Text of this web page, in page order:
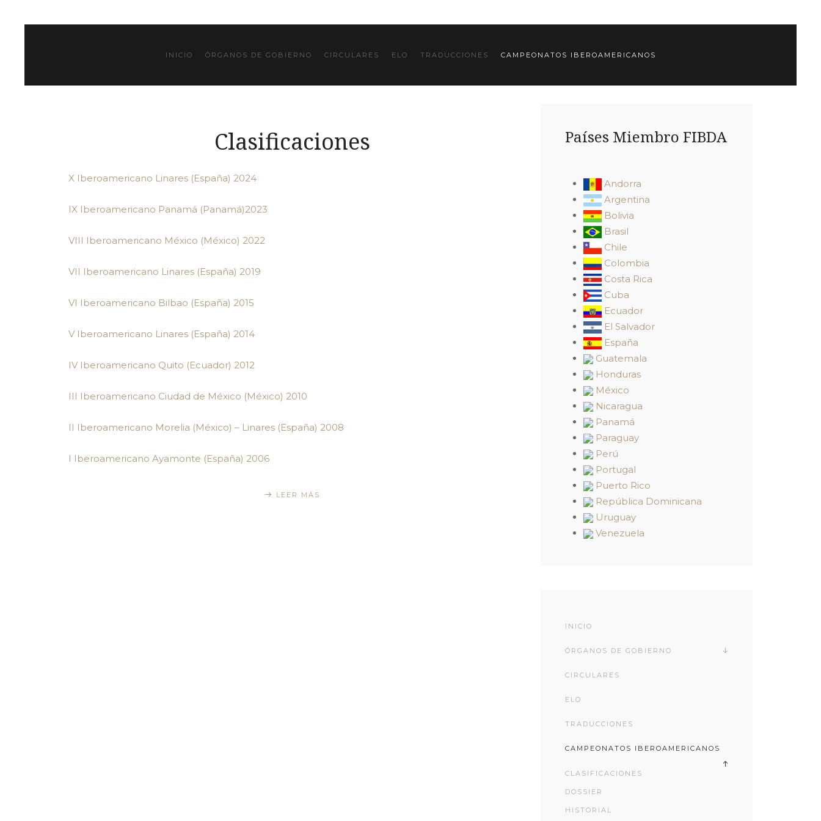
INICIO ÓRGANOS DE GOBIERNO CIRCULARES ELO TRADUCCIONES CAMPEONATOS IBEROAMERICANOS
Clasificaciones
X Iberoamericano Linares (España) 2024
IX Iberoamericano Panamá (Panamá)2023
VIII Iberoamericano México (México) 2022
VII Iberoamericano Linares (España) 2019
VI Iberoamericano Bilbao (España) 2015
V Iberoamericano Linares (España) 2014
IV Iberoamericano Quito (Ecuador) 2012
III Iberoamericano Ciudad de México (México) 2010
II Iberoamericano Morelia (México) – Linares (España) 2008
I Iberoamericano Ayamonte (España) 2006
LEER MÁS
Países Miembro FIBDA
Andorra
Argentina
Bolivia
Brasil
Chile
Colombia
Costa Rica
Cuba
Ecuador
El Salvador
España
Guatemala
Honduras
México
Nicaragua
Panamá
Paraguay
Perú
Portugal
Puerto Rico
República Dominicana
Uruguay
Venezuela
INICIO
ÓRGANOS DE GOBIERNO
CIRCULARES
ELO
TRADUCCIONES
CAMPEONATOS IBEROAMERICANOS
CLASIFICACIONES
DOSSIER
HISTORIAL